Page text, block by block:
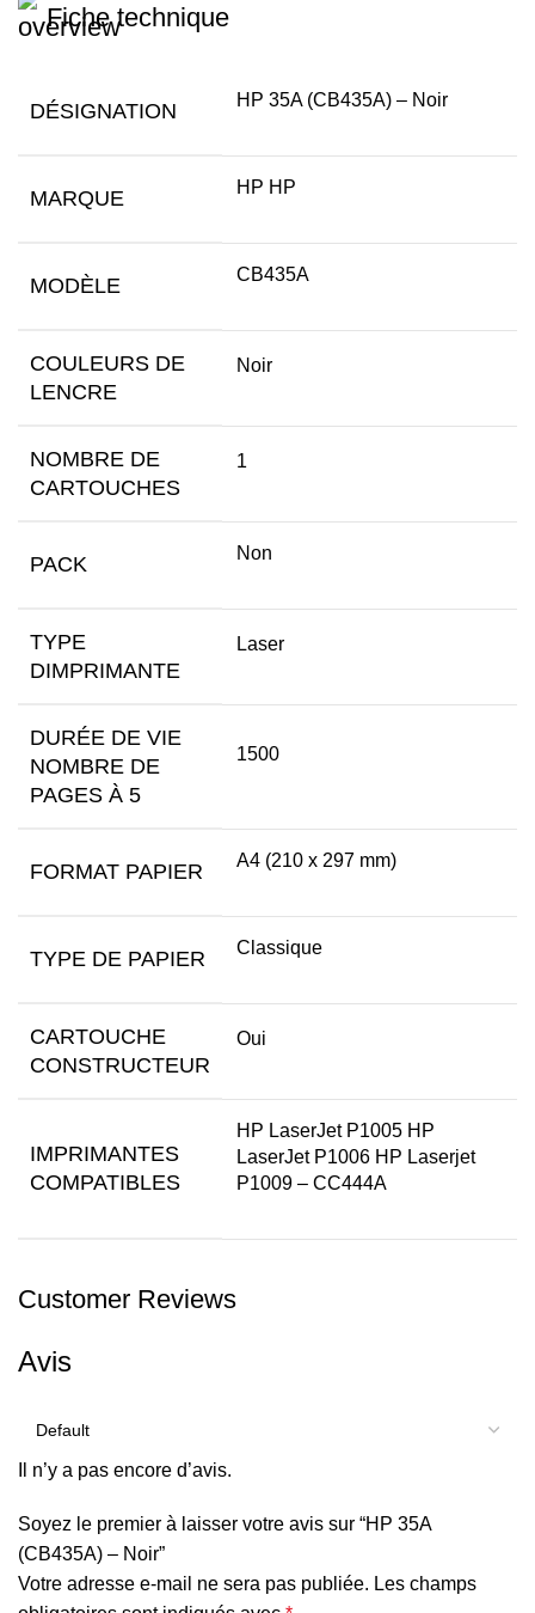
Fiche technique
DÉSIGNATION HP 35A (CB435A) – Noir
MARQUE HP HP
MODÈLE CB435A
COULEURS DE
LENCRE
Noir
NOMBRE DE
CARTOUCHES
1
PACK Non
TYPE
DIMPRIMANTE
Laser
DURÉE DE VIE
NOMBRE DE
PAGES À 5
1500
FORMAT PAPIER A4 (210 x 297 mm)
TYPE DE PAPIER Classique
CARTOUCHE
CONSTRUCTEUR
Oui
IMPRIMANTES
COMPATIBLES
HP LaserJet P1005 HP
LaserJet P1006 HP Laserjet
P1009 – CC444A
Customer Reviews
Avis
Il n’y a pas encore d’avis.
Soyez le premier à laisser votre avis sur “HP 35A
(CB435A) – Noir”
Votre adresse e-mail ne sera pas publiée. Les champs